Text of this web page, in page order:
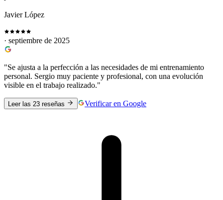
Javier López
· septiembre de 2025
"Se ajusta a la perfección a las necesidades de mi entrenamiento
personal. Sergio muy paciente y profesional, con una evolución
visible en el trabajo realizado."
Leer las 23 reseñas Verificar en Google